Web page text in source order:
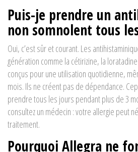
Puis-je prendre un
non somnolent tous
Oui, c’est sûr et courant. Les
génération comme la cétirizine, la
conçus pour une utilisation quotidienne,
mois. Ils ne créent pas de dépendance.
prendre tous les jours pendant plus de 3
consultez un médecin : votre allergie peut
traitement.
Pourquoi Allegra ne